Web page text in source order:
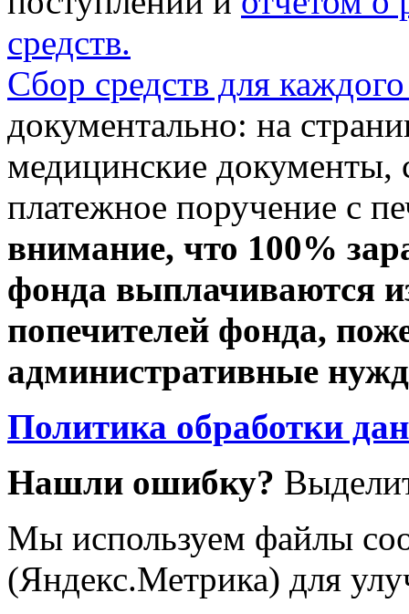
средств.
Сбор средств для
документально: на
медицинские документы,
платежное поручение с
внимание, что 100%
фонда выплачиваются
попечителей фонда,
административные
Политика обработки
Нашли ошибку?
Мы используем файлы
(Яндекс.Метрика) для